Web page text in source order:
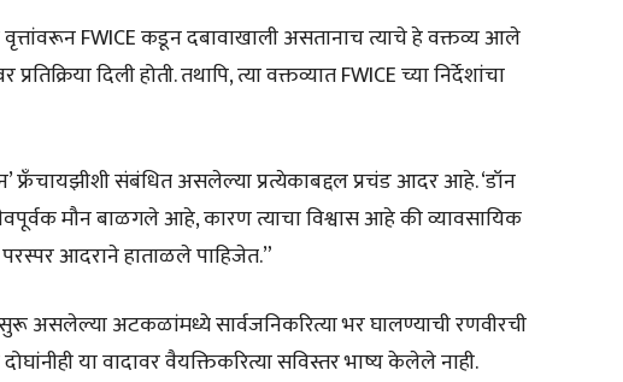
FWICE कडून दबावाखाली असतानाच त्याचे हे वक्तव्य आले
दिली होती. तथापि, त्या वक्तव्यात FWICE च्या निर्देशांचा
फ्रँचायझीशी संबंधित असलेल्या प्रत्येकाबद्दल प्रचंड आदर आहे. ‘डॉन
मौन बाळगले आहे, कारण त्याचा विश्वास आहे की व्यावसायिक
आदराने हाताळले पाहिजेत.”
असलेल्या अटकळांमध्ये सार्वजनिकरित्या भर घालण्याची रणवीरची
या वादावर वैयक्तिकरित्या सविस्तर भाष्य केलेले नाही.